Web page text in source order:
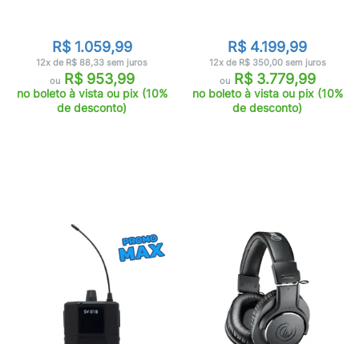
R$ 1.059,99
12x de R$ 88,33 sem juros
ouR$ 953,99
no boleto à vista ou pix (10%
de desconto)
R$ 4.199,99
12x de R$ 350,00 sem juros
ouR$ 3.779,99
no boleto à vista ou pix (10%
de desconto)